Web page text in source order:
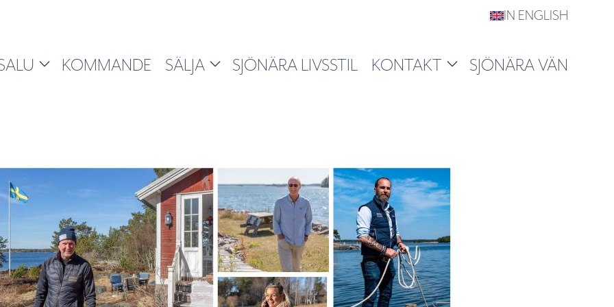
KOMMANDE SÄLJA SJÖNÄRA LIVSSTIL KONTAKT SJÖNÄRA VÄN
IN ENGLISH